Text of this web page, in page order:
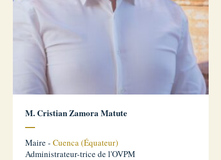
M. Cristian Zamora Matute
Maire - Cuenca (Équateur)
Administrateur-trice de l'OVPM